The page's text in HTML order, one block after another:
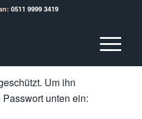
0511 9999 3419
Um ihn
unten ein: